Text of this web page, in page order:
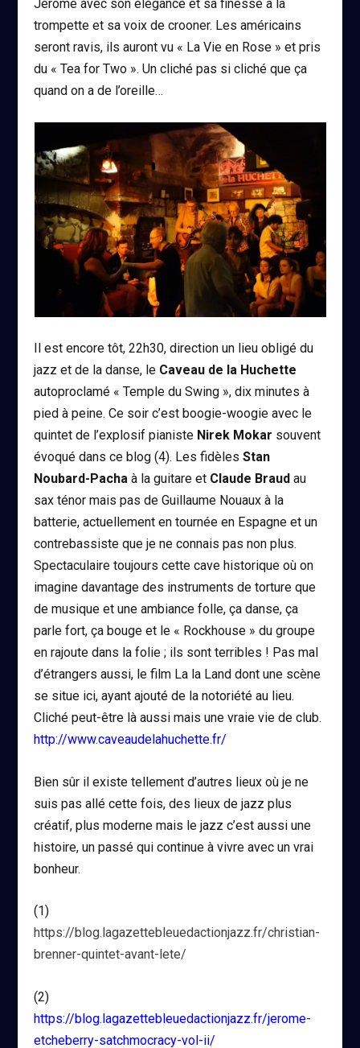
Jérôme avec son élégance et sa finesse à la
trompette et sa voix de crooner. Les américains
seront ravis, ils auront vu « La Vie en Rose » et pris
du « Tea for Two ». Un cliché pas si cliché que ça
quand on a de l’oreille…
Il est encore tôt, 22h30, direction un lieu obligé du
jazz et de la danse, le Caveau de la Huchette
autoproclamé « Temple du Swing », dix minutes à
pied à peine. Ce soir c’est boogie-woogie avec le
quintet de l’explosif pianiste Nirek Mokar souvent
évoqué dans ce blog (4). Les fidèlesStan
Noubard-Pacha à la guitare et Claude Braud au
sax ténor mais pas de Guillaume Nouaux à la
batterie, actuellement en tournée en Espagne et un
contrebassiste que je ne connais pas non plus.
Spectaculaire toujours cette cave historique où on
imagine davantage des instruments de torture que
de musique et une ambiance folle, ça danse, ça
parle fort, ça bouge et le « Rockhouse » du groupe
en rajoute dans la folie ; ils sont terribles ! Pas mal
d’étrangers aussi, le film La la Land dont une scène
se situe ici, ayant ajouté de la notoriété au lieu.
Cliché peut-être là aussi mais une vraie vie de club.
http://www.caveaudelahuchette.fr/
Bien sûr il existe tellement d’autres lieux où je ne
suis pas allé cette fois, des lieux de jazz plus
créatif, plus moderne mais le jazz c’est aussi une
histoire, un passé qui continue à vivre avec un vrai
bonheur.
(1)
https://blog.lagazettebleuedactionjazz.fr/christian-
brenner-quintet-avant-lete/
(2)
https://blog.lagazettebleuedactionjazz.fr/jerome-
etcheberry-satchmocracy-vol-ii/